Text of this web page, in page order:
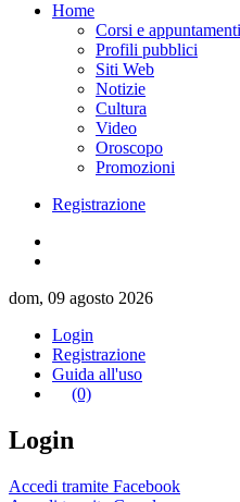
Home
Corsi e appuntamenti
Profili pubblici
Siti Web
Notizie
Cultura
Video
Oroscopo
Promozioni
Registrazione
dom, 09 agosto 2026
Login
Registrazione
Guida all'uso
(0)
Login
Accedi tramite Facebook